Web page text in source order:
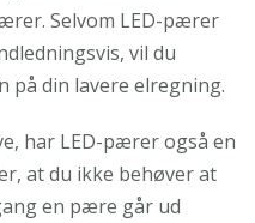
Selvom LED-pærer
vil du
på din lavere elregning.
har LED-pærer også en
at du ikke behøver at
en pære går ud